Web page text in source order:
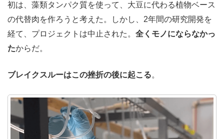
初は、藻類タンパク質を使って、大豆に代わる植物ベース
の代替肉を作ろうと考えた。しかし、2年間の研究開発を
経て、プロジェクトは中止された。 全くモノにならなかっ
たからだ。
ブレイクスルーはこの挫折の後に起こる。